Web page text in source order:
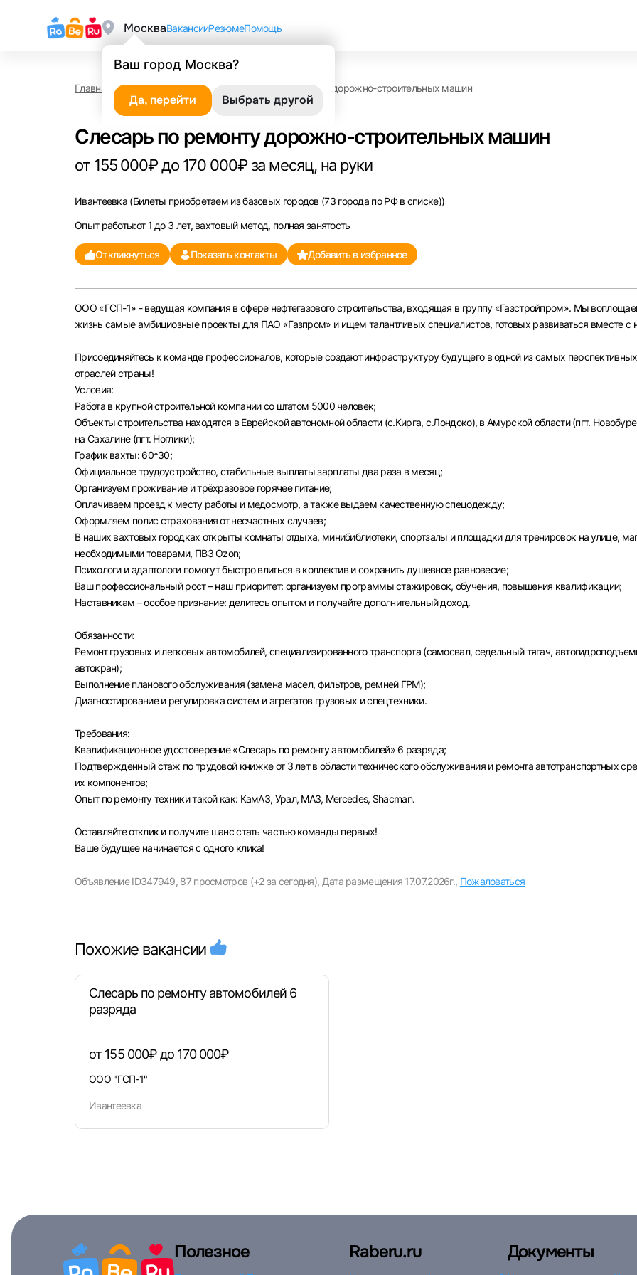
Москва
Ваш город Москва?
Да, перейти Выбрать другой
ВакансииРезюмеПомощь
Казань
Челябинск Пермь
Ульяновск
Курган Уфа
Войдите в личный кабинет, чтобы просматривать
E-mail или Телефон
Пароль
Главная Работа в Ивантеевке Слесарь по ремонту дорожно-строительных машин
Слесарь по ремонту дорожно-строительных машин
от 155 000₽ до 170 000₽ за месяц, на руки
Ивантеевка (Билеты приобретаем из базовых городов (73 города по РФ в списке))
Опыт работы:от 1 до 3 лет, вахтовый метод, полная занятость
Откликнуться Показать контакты Добавить в избранное
ООО «ГСП-1» - ведущая компания в сфере нефтегазового строительства, входящая в группу «Газстройпром». Мы
жизнь самые амбициозные проекты для ПАО «Газпром» и ищем талантливых специалистов, готовых развиваться вместе с
Присоединяйтесь к команде профессионалов, которые создают инфраструктуру будущего в одной из самых перспективных
отраслей страны!
Условия:
Работа в крупной строительной компании со штатом 5000 человек;
Объекты строительства находятся в Еврейской автономной области (с.Кирга, с.Лондоко), в Амурской области (пгт.
на Сахалине (пгт. Ноглики);
График вахты: 60*30;
Официальное трудоустройство, стабильные выплаты зарплаты два раза в месяц;
Организуем проживание и трёхразовое горячее питание;
Оплачиваем проезд к месту работы и медосмотр, а также выдаем качественную спецодежду;
Оформляем полис страхования от несчастных случаев;
В наших вахтовых городках открыты комнаты отдыха, минибиблиотеки, спортзалы и площадки для тренировок на улице,
необходимыми товарами, ПВЗ Ozon;
Психологи и адаптологи помогут быстро влиться в коллектив и сохранить душевное равновесие;
Ваш профессиональный рост – наш приоритет: организуем программы стажировок, обучения, повышения квалификации;
Наставникам – особое признание: делитесь опытом и получайте дополнительный доход.
Обязанности:
Ремонт грузовых и легковых автомобилей, специализированного транспорта (самосвал, седельный тягач,
автокран);
Выполнение планового обслуживания (замена масел, фильтров, ремней ГРМ);
Диагностирование и регулировка систем и агрегатов грузовых и спецтехники.
Требования:
Квалификационное удостоверение «Слесарь по ремонту автомобилей» 6 разряда;
Подтвержденный стаж по трудовой книжке от 3 лет в области технического обслуживания и ремонта автотранспортных
их компонентов;
Опыт по ремонту техники такой как: КамАЗ, Урал, МАЗ, Mercedes, Shacman.
Оставляйте отклик и получите шанс стать частью команды первых!
Ваше будущее начинается с одного клика!
Объявление ID347949, 87 просмотров (+2 за сегодня), Дата размещения 17.07.2026г., Пожаловаться
Похожие вакансии
Слесарь по ремонту автомобилей 6
разряда
от 155 000₽ до 170 000₽
ООО "ГСП-1"
Ивантеевка
Полезное Raberu.ru Документы